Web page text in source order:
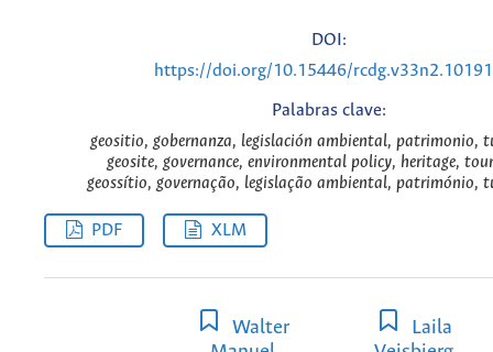
DOI:
https://doi.org/10.15446/
Palabras clave:
geositio, gobernanza, legislación ambiental, patrimonio,
geosite, governance, environmental policy, heritage,
geossítio, governação, legislação ambiental, património,
PDF XLM
Walter
Laila